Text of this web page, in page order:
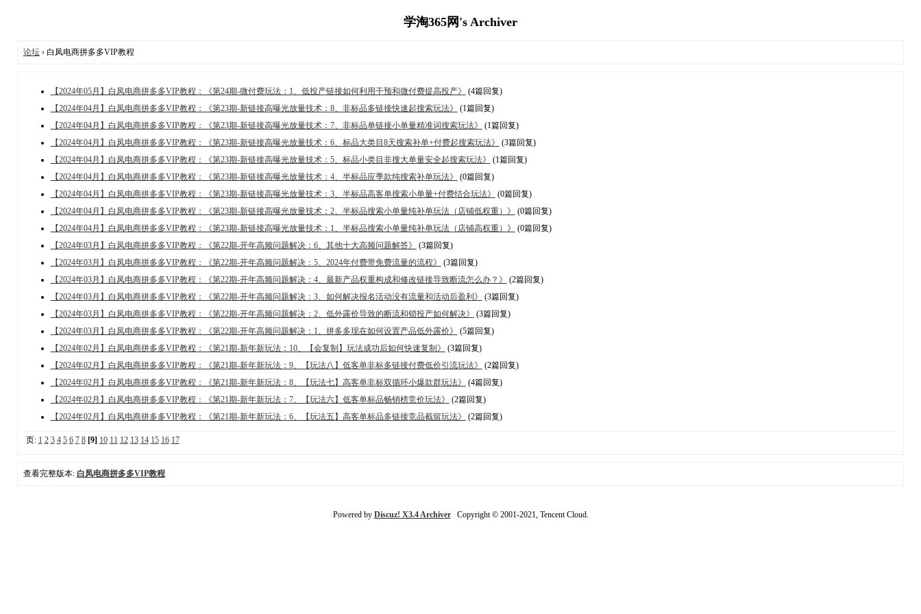
学淘365网's Archiver
论坛› 白凤电商拼多多VIP教程
【2024年05月】白凤电商拼多多VIP教程：《第24期-微付费玩法：1、低投产链接如何利用干预和微付费提高投产》
(4篇回复)
【2024年04月】白凤电商拼多多VIP教程：《第23期-新链接高曝光放量技术：8、非标品多链接快速起搜索玩法》
(1篇回复)
【2024年04月】白凤电商拼多多VIP教程：《第23期-新链接高曝光放量技术：7、非标品单链接小单量精准词搜索玩法》
(1篇回复)
【2024年04月】白凤电商拼多多VIP教程：《第23期-新链接高曝光放量技术：6、标品大类目8天搜索补单+付费起搜索玩法》
(3篇回复)
【2024年04月】白凤电商拼多多VIP教程：《第23期-新链接高曝光放量技术：5、标品小类目非搜大单量安全起搜索玩法》
(1篇回复)
【2024年04月】白凤电商拼多多VIP教程：《第23期-新链接高曝光放量技术：4、半标品应季款纯搜索补单玩法》
(0篇回复)
【2024年04月】白凤电商拼多多VIP教程：《第23期-新链接高曝光放量技术：3、半标品高客单搜索小单量+付费结合玩法》
(0篇回复)
【2024年04月】白凤电商拼多多VIP教程：《第23期-新链接高曝光放量技术：2、半标品搜索小单量纯补单玩法（店铺低权重）》
(0篇回复)
【2024年04月】白凤电商拼多多VIP教程：《第23期-新链接高曝光放量技术：1、半标品搜索小单量纯补单玩法（店铺高权重）》
(0篇回复)
【2024年03月】白凤电商拼多多VIP教程：《第22期-开年高频问题解决：6、其他十大高频问题解答》
(3篇回复)
【2024年03月】白凤电商拼多多VIP教程：《第22期-开年高频问题解决：5、2024年付费带免费流量的流程》
(3篇回复)
【2024年03月】白凤电商拼多多VIP教程：《第22期-开年高频问题解决：4、最新产品权重构成和修改链接导致断流怎么办？》
(2篇回复)
【2024年03月】白凤电商拼多多VIP教程：《第22期-开年高频问题解决：3、如何解决报名活动没有流量和活动后盈利》
(3篇回复)
【2024年03月】白凤电商拼多多VIP教程：《第22期-开年高频问题解决：2、低外露价导致的断流和锁投产如何解决》
(3篇回复)
【2024年03月】白凤电商拼多多VIP教程：《第22期-开年高频问题解决：1、拼多多现在如何设置产品低外露价》
(5篇回复)
【2024年02月】白凤电商拼多多VIP教程：《第21期-新年新玩法：10、【会复制】玩法成功后如何快速复制》
(3篇回复)
【2024年02月】白凤电商拼多多VIP教程：《第21期-新年新玩法：9、【玩法八】低客单非标多链接付费低价引流玩法》
(2篇回复)
【2024年02月】白凤电商拼多多VIP教程：《第21期-新年新玩法：8、【玩法七】高客单非标双循环小爆款群玩法》
(4篇回复)
【2024年02月】白凤电商拼多多VIP教程：《第21期-新年新玩法：7、【玩法六】低客单标品畅销榜竞价玩法》
(2篇回复)
【2024年02月】白凤电商拼多多VIP教程：《第21期-新年新玩法：6、【玩法五】高客单标品多链接竞品截留玩法》
(2篇回复)
页: 1 2 3 4 5 6 7 8 [9] 10 11 12 13 14 15 16 17
查看完整版本: 白凤电商拼多多VIP教程
Powered by Discuz! X3.4 ArchiverCopyright © 2001-2021, Tencent Cloud.